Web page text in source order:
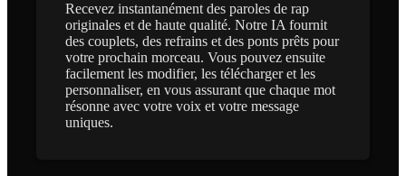
Recevez instantanément des paroles de rap
originales et de haute qualité. Notre IA fournit
des couplets, des refrains et des ponts prêts pour
votre prochain morceau. Vous pouvez ensuite
facilement les modifier, les télécharger et les
personnaliser, en vous assurant que chaque mot
résonne avec votre voix et votre message
uniques.